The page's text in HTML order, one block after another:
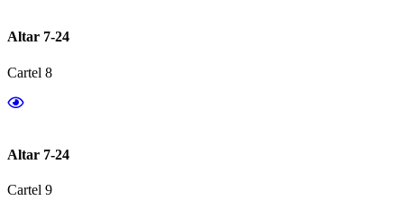
Altar 7-24
Cartel 8
Altar 7-24
Cartel 9